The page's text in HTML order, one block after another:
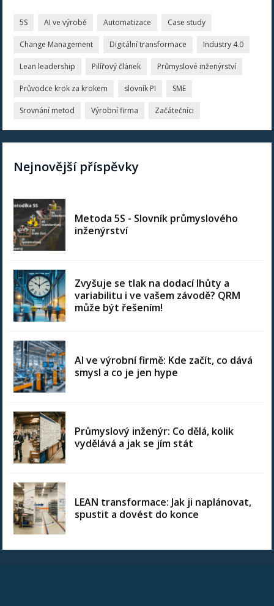
5S AI ve výrobě Automatizace Case study
Change Management Digitální transformace Industry 4.0
Lean leadership Pilířový článek Průmyslové inženýrství
Průvodce krok za krokem slovník PI SME
Srovnání metod Výrobní firma Začátečníci
Nejnovější příspěvky
Metoda 5S - Slovník průmyslového
inženýrství
Zvyšuje se tlak na dodací lhůty a
variabilitu i ve vašem závodě? QRM
může být řešením!
AI ve výrobní firmě: Kde začít, co dává
smysl a co je jen hype
Průmyslový inženýr: Co dělá, kolik
vydělává a jak se jím stát
LEAN transformace: Jak ji naplánovat,
spustit a dovést do konce